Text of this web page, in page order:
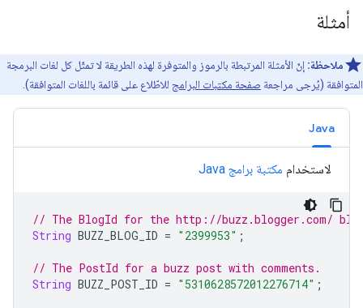
أمثلة
ملاحظة: إنّ الأمثلة المرتبطة بالرموز والمتوفرة لهذه الطريقة لا تمثّل كل لغات البرمجة
المتوافقة (يُرجى مراجعة صفحة مكتبات البرامج للاطّلاع على قائمة باللغات المتوافقة).
Java
لاستخدام مكتبة برامج Java
// The BlogId for the http://buzz.blogger.com/
String BUZZ_BLOG_ID = "2399953" ;
// The PostId for a buzz post with comments.
String BUZZ_POST_ID = "5310628572012276714" ;